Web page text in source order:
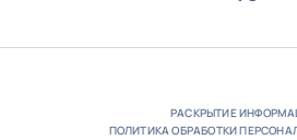
РАСКРЫТИЕ
ПОЛИТИКА ОБРАБОТКИ